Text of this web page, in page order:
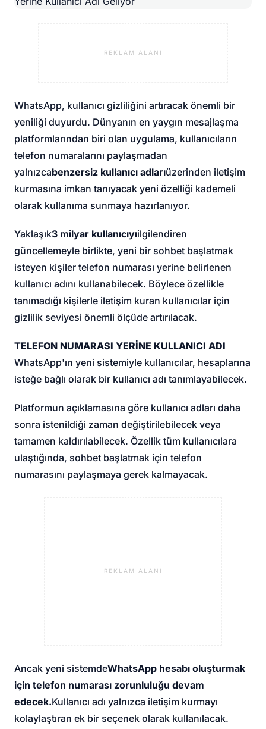
REKLAM ALANI
WhatsApp, kullanıcı gizliliğini artıracak önemli bir
yeniliği duyurdu. Dünyanın en yaygın mesajlaşma
platformlarından biri olan uygulama, kullanıcıların
telefon numaralarını paylaşmadan
yalnızcabenzersiz kullanıcı adlarıüzerinden iletişim
kurmasına imkan tanıyacak yeni özelliği kademeli
olarak kullanıma sunmaya hazırlanıyor.
Yaklaşık3 milyar kullanıcıyıilgilendiren
güncellemeyle birlikte, yeni bir sohbet başlatmak
isteyen kişiler telefon numarası yerine belirlenen
kullanıcı adını kullanabilecek. Böylece özellikle
tanımadığı kişilerle iletişim kuran kullanıcılar için
gizlilik seviyesi önemli ölçüde artırılacak.
TELEFON NUMARASI YERİNE KULLANICI ADI
WhatsApp'ın yeni sistemiyle kullanıcılar, hesaplarına
isteğe bağlı olarak bir kullanıcı adı tanımlayabilecek.
Platformun açıklamasına göre kullanıcı adları daha
sonra istenildiği zaman değiştirilebilecek veya
tamamen kaldırılabilecek. Özellik tüm kullanıcılara
ulaştığında, sohbet başlatmak için telefon
numarasını paylaşmaya gerek kalmayacak.
REKLAM ALANI
Ancak yeni sistemdeWhatsApp hesabı oluşturmak
için telefon numarası zorunluluğu devam
edecek.Kullanıcı adı yalnızca iletişim kurmayı
kolaylaştıran ek bir seçenek olarak kullanılacak.